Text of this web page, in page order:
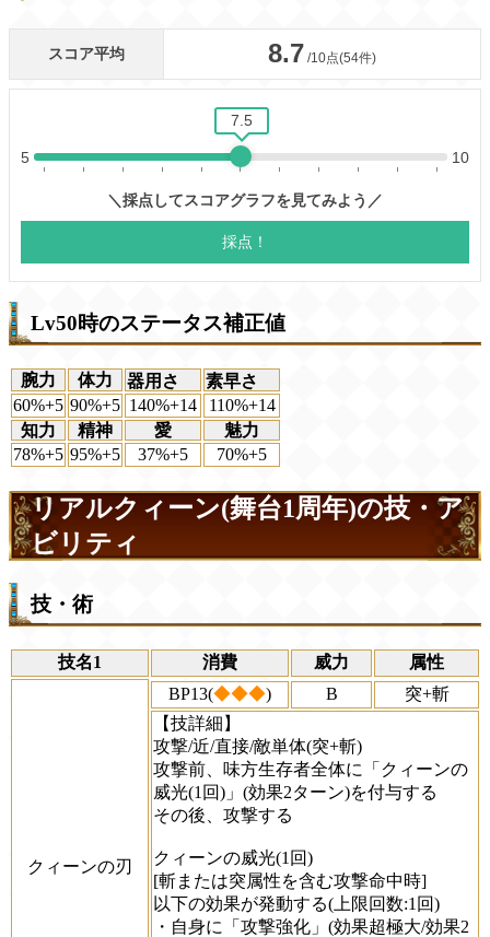
Lv50時のステータス補正値
腕力 体力 器用さ
素早さ
60%+5 90%+5 140%+14
110%+14
知力
精神 愛
魅力
78%+5 95%+5 37%+5 70%+5
リアルクィーン(舞台1周年)の技・ア
ビリティ
技・術
技名1 消費 威力 属性
クィーンの刃
BP13(◆◆◆) B
突+斬
【技詳細】
攻撃/近/直接/敵単体(突+斬)
攻撃前、味方生存者全体に「クィーンの
威光(1回)」(効果2ターン)を付与する
その後、攻撃する
クィーンの威光(1回)
[斬または突属性を含む攻撃命中時]
以下の効果が発動する(上限回数:1回)
・自身に「攻撃強化」(効果超極大/効果2